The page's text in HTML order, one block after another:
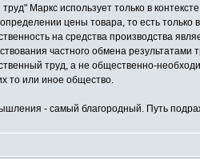
Маркс использует только в
цены товара, то есть только
на средства производства
частного обмена
труд, а не общественно-
то или иное общество.
- самый благородный. Путь